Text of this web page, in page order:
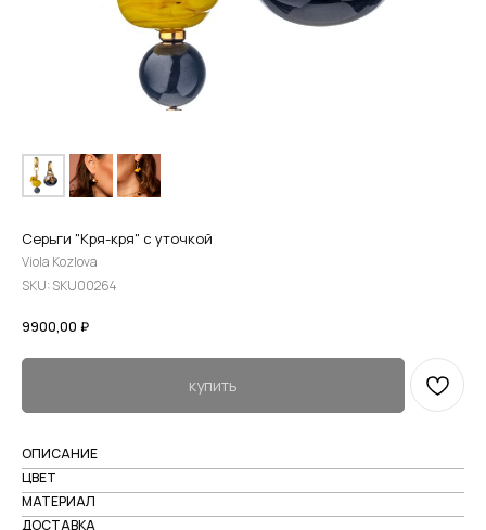
Серьги "Кря-кря" с уточкой
Viola Kozlova
SKU: SKU00264
9900,00 ₽
купить
ОПИСАНИЕ
ЦВЕТ
МАТЕРИАЛ
ДОСТАВКА